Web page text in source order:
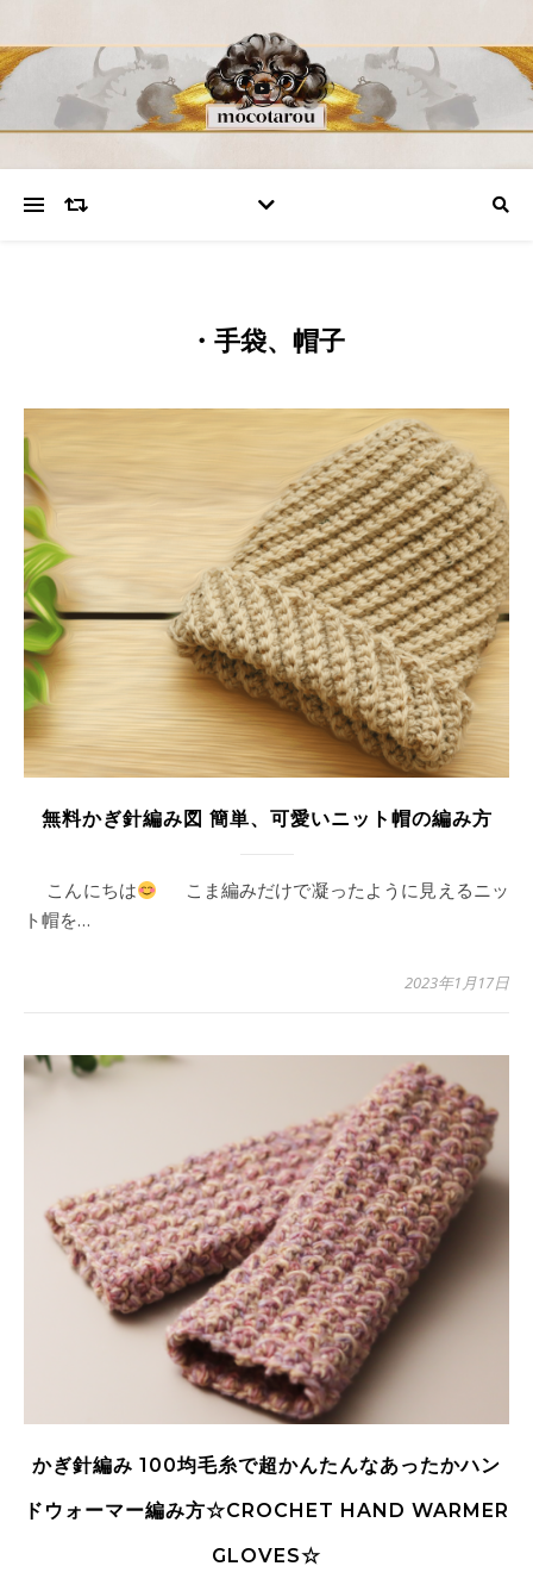
・手袋、帽子
無料かぎ針編み図 簡単、可愛いニット帽の編み方
こんにちは
こま編みだけで凝ったように見えるニッ
ト帽を…
2023年1月17日
かぎ針編み 100均毛糸で超かんたんなあったかハン
ドウォーマー編み方☆CROCHET HAND WARMER
GLOVES☆